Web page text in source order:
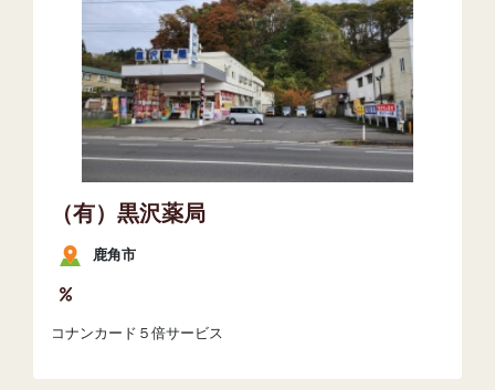
（有）黒沢薬局
鹿角市
コナンカード５倍サービス